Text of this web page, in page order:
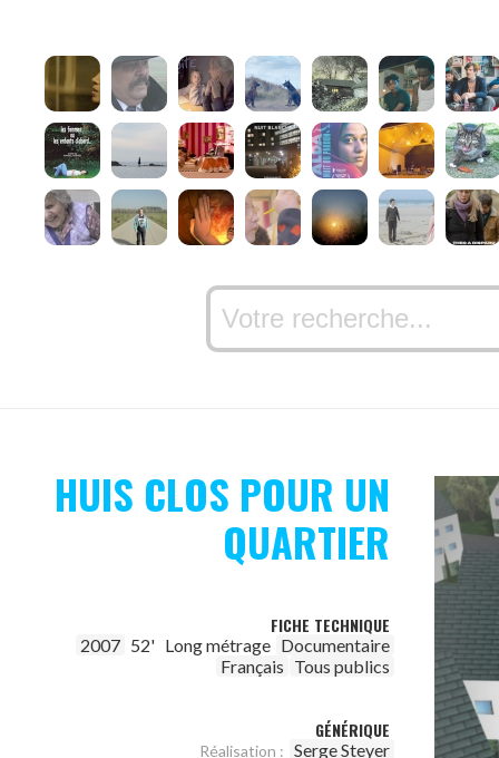
HUIS CLOS POUR UN
QUARTIER
FICHE TECHNIQUE
2007 52' Long métrage Documentaire
Français Tous publics
GÉNÉRIQUE
Réalisation : Serge Steyer